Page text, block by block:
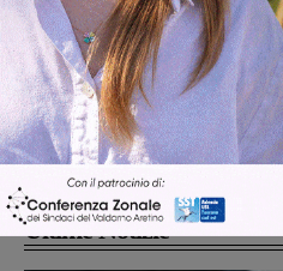
Articolo precedente
Task Force del Valdarno come nel
2012 per l’Emilia
Ultime Notizie